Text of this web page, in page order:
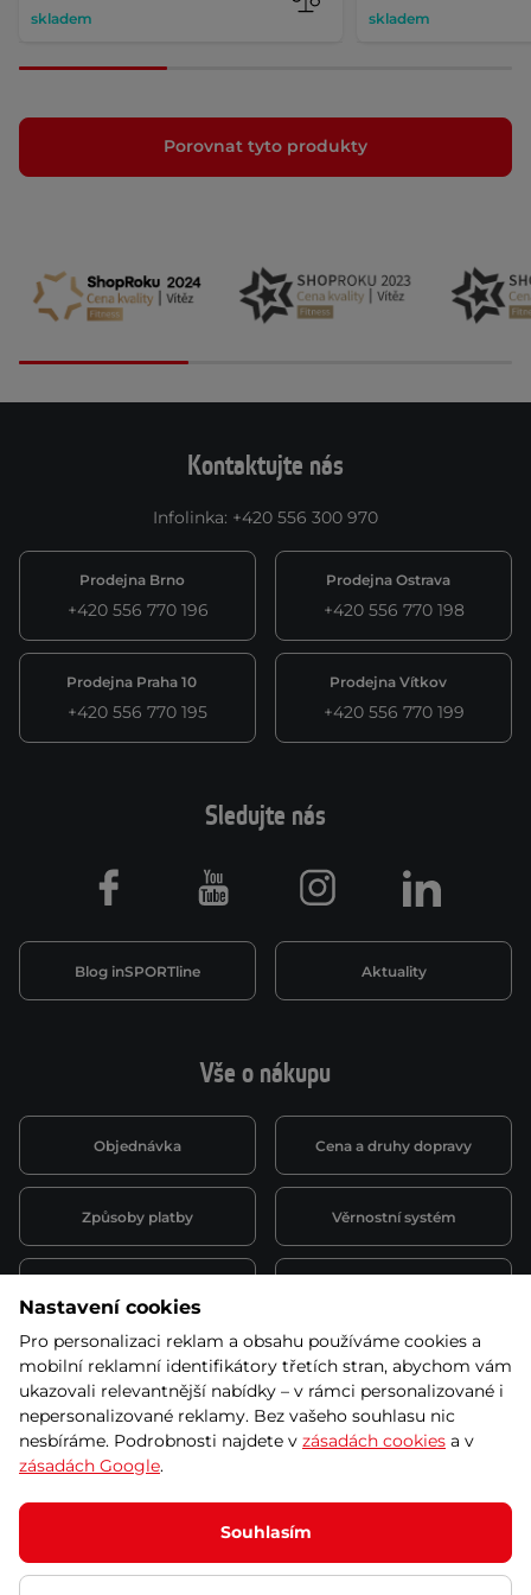
skladem skladem
Porovnat tyto produkty
Kontaktujte nás
Infolinka: +420 556 300 970
Prodejna Brno
+420 556 770 196
Prodejna Ostrava
+420 556 770 198
Prodejna Praha 10
+420 556 770 195
Prodejna Vítkov
+420 556 770 199
Vše o nákupu
Objednávka Cena a druhy dopravy
Způsoby platby Věrnostní systém
Půjčovna
obchodní podmínky
Kariéra
Sledujte nás
Blog inSPORTline Aktuality
Facebook Youtube Instagram LinkedIn
© 2026 SEVEN SPORT s.r.o Všechna práva vyhrazena
Podle zákona o evidenci tržeb je prodávající povinen vystavit
kupujícímu účtenku.
Zároveň je povinen zaevidovat přijatou tržbu u správce daně online; v
Nastavení cookies
Pro personalizaci reklam a obsahu používáme cookies a
mobilní reklamní identifikátory třetích stran, abychom vám
ukazovali relevantnější nabídky – v rámci personalizované i
nepersonalizované reklamy. Bez vašeho souhlasu nic
nesbíráme. Podrobnosti najdete v zásadách cookies a v
zásadách Google.
Souhlasím